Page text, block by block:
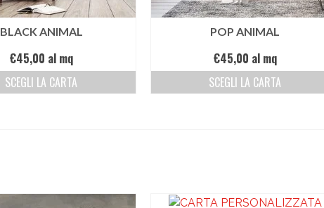
BLACK ANIMAL
€45,00 al mq
SCEGLI LA CARTA
POP ANIMAL
€45,00 al mq
SCEGLI LA CARTA